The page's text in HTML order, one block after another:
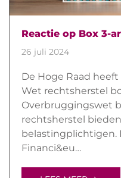
Reactie op Box 3-
26 juli 2024
De Hoge Raad
Wet rechtsherstel
Overbruggingswet
rechtsherstel
belastingplichtigen.
Financi&eu…